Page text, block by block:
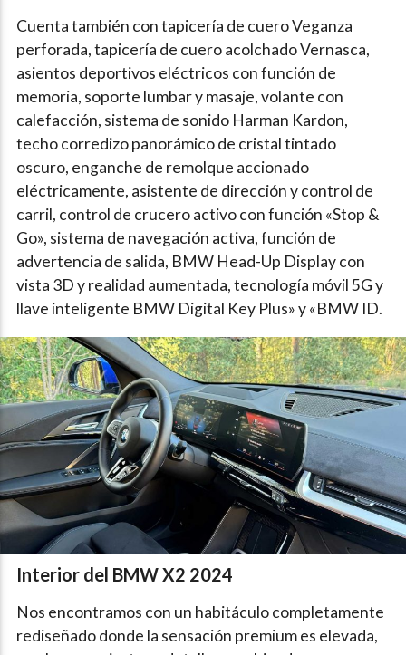
Cuenta también con tapicería de cuero Veganza
perforada, tapicería de cuero acolchado Vernasca,
asientos deportivos eléctricos con función de
memoria, soporte lumbar y masaje, volante con
calefacción, sistema de sonido Harman Kardon,
techo corredizo panorámico de cristal tintado
oscuro, enganche de remolque accionado
eléctricamente, asistente de dirección y control de
carril, control de crucero activo con función «Stop &
Go», sistema de navegación activa, función de
advertencia de salida, BMW Head-Up Display con
vista 3D y realidad aumentada, tecnología móvil 5G y
llave inteligente BMW Digital Key Plus» y «BMW ID.
Interior del BMW X2 2024
Nos encontramos con un habitáculo completamente
rediseñado donde la sensación premium es elevada,